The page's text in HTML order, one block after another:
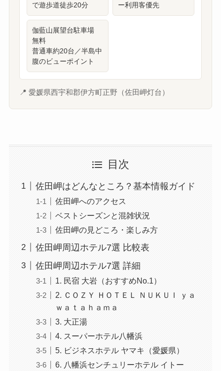
で遊歩道徒歩20分 ー利用客優先
伽藍山展望台駐車場
無料
普通車約20台／半島中
腹のビューポイント
📍 愛媛県西宇和郡伊方町正野（佐田岬灯台）
目次
佐田岬はどんなところ？基本情報ガイド
佐田岬へのアクセス
ベストシーズンと混雑状況
佐田岬の見どころ・楽しみ方
佐田岬周辺ホテル7選 比較表
佐田岬周辺ホテル7選 詳細
1. 民宿 大岩（おすすめNo.1）
2. ＣＯＺＹ ＨＯＴＥＬ ＮＵＫＵＩ ｙａ
ｗａｔａｈａｍａ
3. 大正湯
4. スーパーホテル八幡浜
5. ビジネスホテル ヤマキ（愛媛県）
6. 八幡浜センチュリーホテル イトー